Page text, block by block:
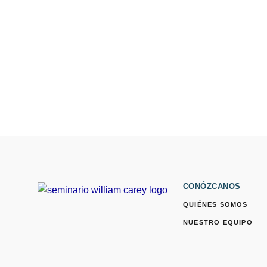
CONÓZCANOS
QUIÉNES SOMOS
NUESTRO EQUIPO